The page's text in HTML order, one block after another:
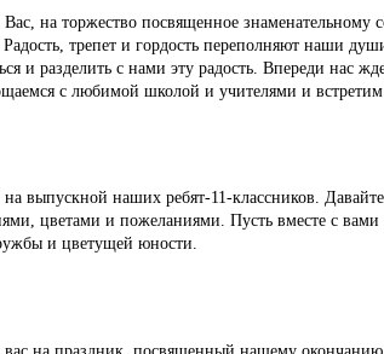
на торжество посвященное
трепет и гордость переполняют наши
и разделить с нами эту радость. Впереди нас
с любимой школой и учителями и встретим
выпускной наших ребят-11-классников.
цветами и пожеланиями. Пусть вместе с вами
и цветущей юности.
вас на праздник, посвященный нашему